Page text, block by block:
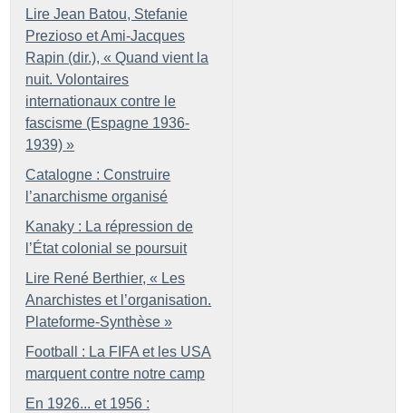
Lire Jean Batou, Stefanie
Prezioso et Ami-Jacques
Rapin (dir.), « Quand vient la
nuit. Volontaires
internationaux contre le
fascisme (Espagne 1936-
1939) »
Catalogne : Construire
l’anarchisme organisé
Kanaky : La répression de
l’État colonial se poursuit
Lire René Berthier, « Les
Anarchistes et l’organisation.
Plateforme-Synthèse »
Football : La FIFA et les USA
marquent contre notre camp
En 1926... et 1956 :